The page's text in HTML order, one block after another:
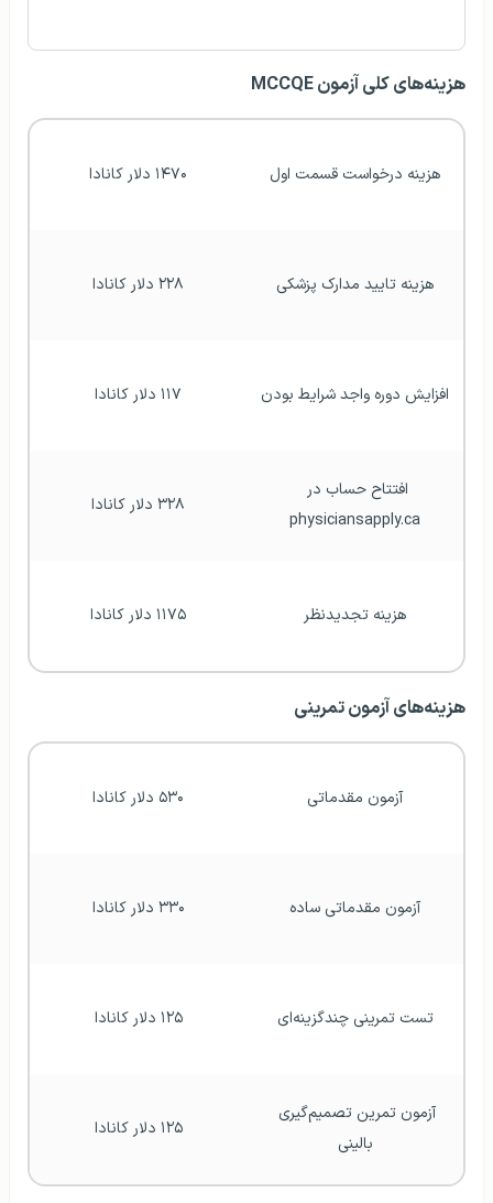
هزینه‌های کلی آزمون MCCQE
هزینه درخواست قسمت اول ۱۴۷۰ دلار کانادا
هزینه تایید مدارک پزشکی ۲۲۸ دلار کانادا
افزایش دوره واجد شرایط بودن ۱۱۷ دلار کانادا
physiciansapply.ca
۳۲۸ دلار کانادا
هزینه تجدیدنظر ۱۱۷۵ دلار کانادا
هزینه‌های آزمون تمرینی
آزمون مقدماتی ۵۳۰ دلار کانادا
آزمون مقدماتی ساده ۳۳۰ دلار کانادا
تست تمرینی چندگزینه‌ای ۱۲۵ دلار کانادا
بالینی
۱۲۵ دلار کانادا